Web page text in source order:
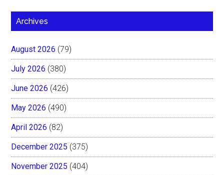
Archives
August 2026 (79)
July 2026 (380)
June 2026 (426)
May 2026 (490)
April 2026 (82)
December 2025 (375)
November 2025 (404)